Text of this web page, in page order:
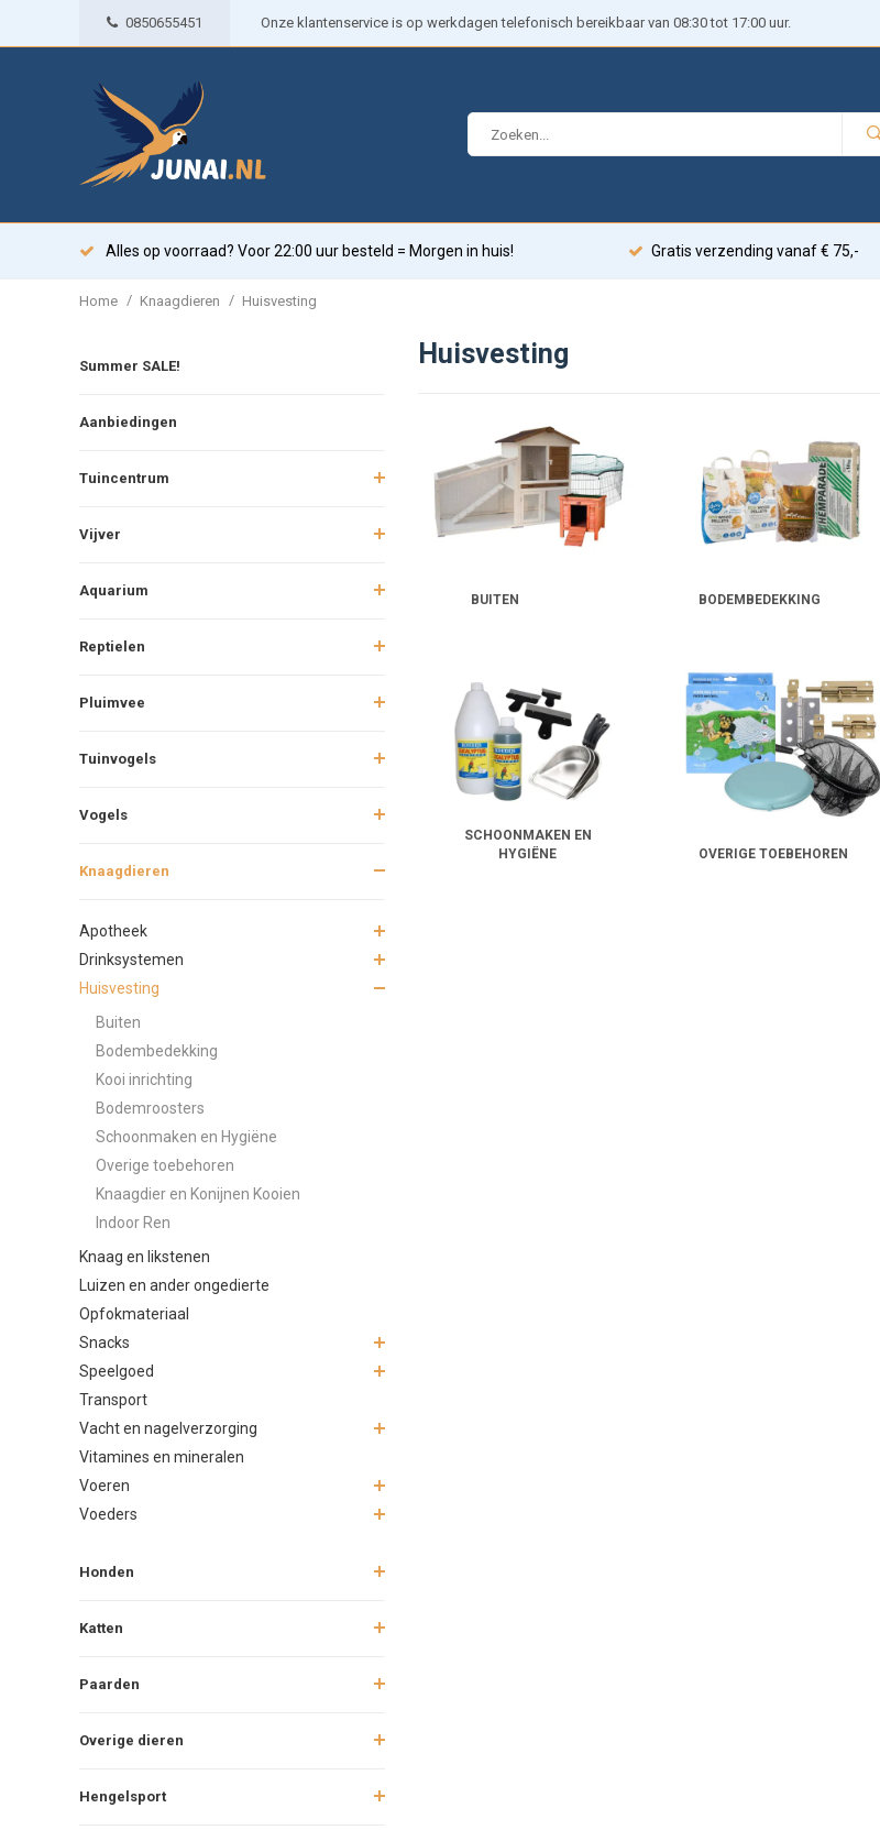
0850655451 Onze klantenservice is op werkdagen telefonisch bereikbaar van 08:30 tot 17:00 uur.
Alles op voorraad? Voor 22:00 uur besteld = Morgen in huis! Gratis verzending vanaf € 75,-
Home / Knaagdieren / Huisvesting
Summer SALE!
Aanbiedingen
Tuincentrum
Vijver
Aquarium
Reptielen
Pluimvee
Tuinvogels
Vogels
Knaagdieren
Apotheek
Drinksystemen
Huisvesting
Buiten
Bodembedekking
Kooi inrichting
Bodemroosters
Schoonmaken en Hygiëne
Overige toebehoren
Knaagdier en Konijnen Kooien
Indoor Ren
Knaag en likstenen
Luizen en ander ongedierte
Opfokmateriaal
Snacks
Speelgoed
Transport
Vacht en nagelverzorging
Vitamines en mineralen
Voeren
Voeders
Honden
Katten
Paarden
Overige dieren
Hengelsport
Huisvesting
BUITEN BODEMBEDEKKING
SCHOONMAKEN EN
HYGIËNE
OVERIGE TOEBEHOREN